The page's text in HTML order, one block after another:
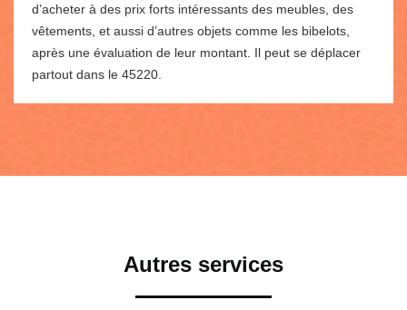
d’acheter à des prix forts intéressants des meubles, des
vêtements, et aussi d’autres objets comme les bibelots,
après une évaluation de leur montant. Il peut se déplacer
partout dans le 45220.
Autres services